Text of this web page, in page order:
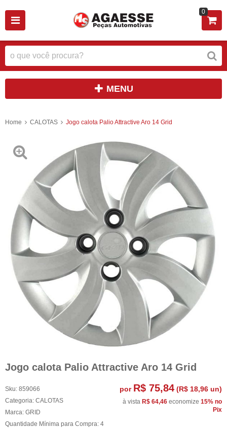
0
MENU
Home CALOTAS Jogo calota Palio Attractive Aro 14 Grid
Jogo calota Palio Attractive Aro 14 Grid
Sku: 859066
Categoria: CALOTAS
Marca: GRID
Quantidade Mínima para Compra: 4
por R$ 75,84 (R$ 18,96 un)
à vista R$ 64,46 economize 15% no
Pix